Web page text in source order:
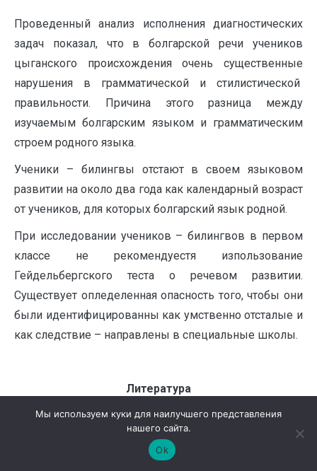
Проведенный анализ исполнения диагностических
задач показал, что в болгарской речи учеников
цыганского происхождения очень существенные
нарушения в грамматической и стилистической
правильности. Причина этого разница между
изучаемым болгарским языком и грамматическим
строем родного языка.
Ученики – билингвы отстают в своем языковом
развитии на около два года как календарный возраст
от учеников, для которых болгарский язык родной.
При исследовании учеников – билингвов в первом
классе не рекомендуестя изпользование
Гейдельбергского теста о речевом развитии.
Существует опледеленная опасность того, чтобы они
были идентифицированны как умственно отсталые и
как следствие – направлены в специальные школы.
Литература
Ангелов, Б., „Комуникативни аспекти на ранното
чуждоезиково обучение”,София, 2007 г.
Вълкова, С., Формиране на комуникативно – речеви
умения в началното училище, С., 1996.
Мы используем куки для наилучшего представления
нашего сайта.
Ok